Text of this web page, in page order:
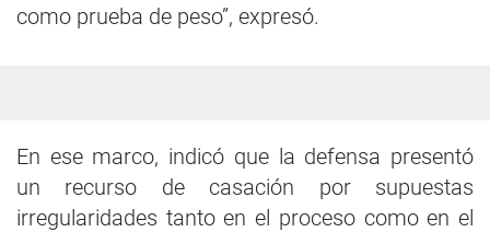
como prueba de peso”, expresó.
En ese marco, indicó que la defensa presentó
un recurso de casación por supuestas
irregularidades tanto en el proceso como en el